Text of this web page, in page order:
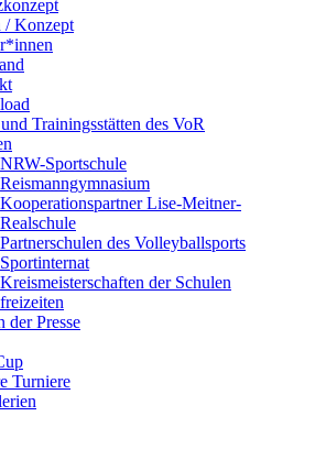
/ Konzept
Trainingsstätten des VoR
NRW-Sportschule
Reismanngymnasium
Kooperationspartner Lise-Meitner-
Realschule
Partnerschulen des Volleyballsports
Sportinternat
Kreismeisterschaften der Schulen
der Presse
Turniere